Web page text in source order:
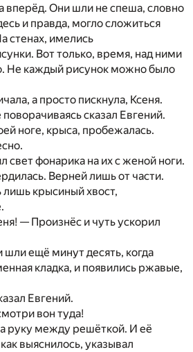
вперёд. Они шли не спеша, словно
и правда, могло сложиться
стенах, имелись
Вот только, время, над ними
Не каждый рисунок можно было
а просто пискнула, Ксеня.
сказал Евгений.
ноге, крыса, пробежалась.
свет фонарика на их с женой ноги.
Верней лишь от части.
крысиный хвост,
— Произнёс и чуть ускорил
шли ещё минут десять, когда
кладка, и появились ржавые,
Евгений.
вон туда!
руку между решёткой. И её
выяснилось, указывал